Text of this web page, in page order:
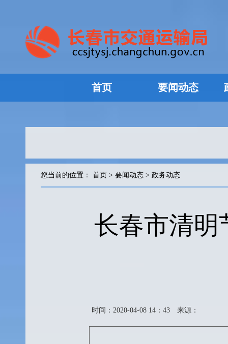
首页 要闻动态
您当前的位置： 首页 > 要闻动态 > 政务动态
长春市清明
时间：2020-04-08 14：43 来源：